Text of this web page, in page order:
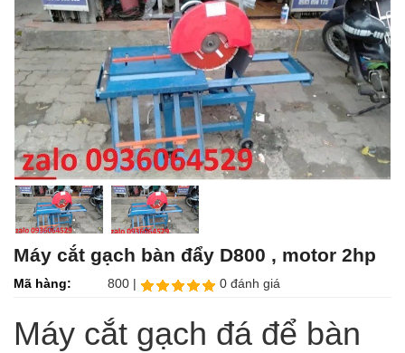
Máy cắt gạch bàn đẩy D800 , motor 2hp
Mã hàng: 800 | 0 đánh giá
Máy cắt gạch đá để bàn